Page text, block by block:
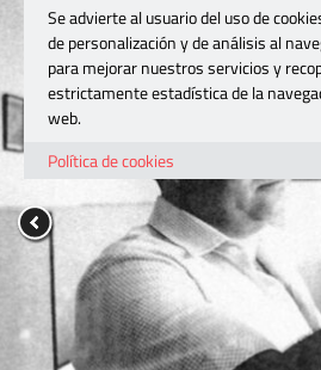
Se advierte al usuario del uso de
de personalización y de análisis al
para mejorar nuestros servicios y
estrictamente estadística de la
web.
Política de cookies